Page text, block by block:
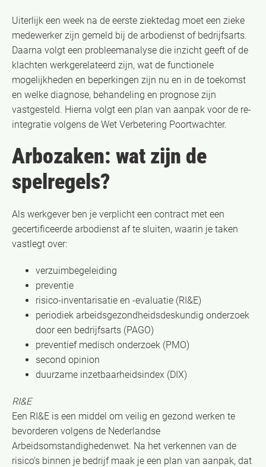
Uiterlijk een week na de eerste ziektedag moet een zieke
medewerker zijn gemeld bij de arbodienst of bedrijfsarts.
Daarna volgt een probleemanalyse die inzicht geeft of de
klachten werkgerelateerd zijn, wat de functionele
mogelijkheden en beperkingen zijn nu en in de toekomst
en welke diagnose, behandeling en prognose zijn
vastgesteld. Hierna volgt een plan van aanpak voor de re-
integratie volgens de Wet Verbetering Poortwachter.
Arbozaken: wat zijn de
spelregels?
Als werkgever ben je verplicht een contract met een
gecertificeerde arbodienst af te sluiten, waarin je taken
vastlegt over:
verzuimbegeleiding
preventie
risico-inventarisatie en -evaluatie (RI&E)
periodiek arbeidsgezondheidsdeskundig onderzoek
door een bedrijfsarts (PAGO)
preventief medisch onderzoek (PMO)
second opinion
duurzame inzetbaarheidsindex (DIX)
RI&E
Een RI&E is een middel om veilig en gezond werken te
bevorderen volgens de Nederlandse
Arbeidsomstandighedenwet. Na het verkennen van de
risico’s binnen je bedrijf maak je een plan van aanpak, dat